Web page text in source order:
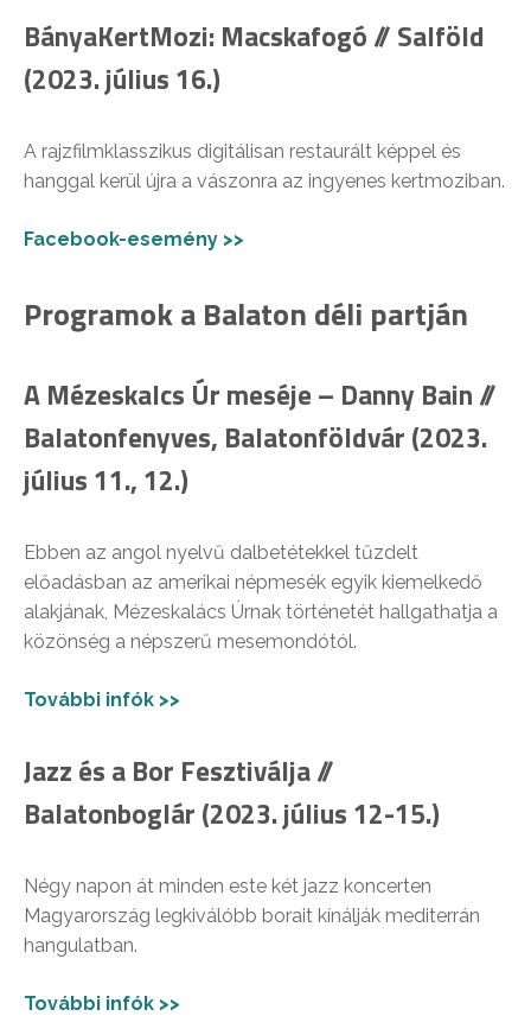
BányaKertMozi: Macskafogó // Salföld
(2023. július 16.)
A rajzfilmklasszikus digitálisan restaurált képpel és
hanggal kerül újra a vászonra az ingyenes kertmoziban.
Facebook-esemény >>
Programok a Balaton déli partján
A Mézeskalcs Úr meséje – Danny Bain //
Balatonfenyves, Balatonföldvár (2023.
július 11., 12.)
Ebben az angol nyelvű dalbetétekkel tűzdelt
előadásban az amerikai népmesék egyik kiemelkedő
alakjának, Mézeskalács Úrnak történetét hallgathatja a
közönség a népszerű mesemondótól.
További infók >>
Jazz és a Bor Fesztiválja //
Balatonboglár (2023. július 12-15.)
Négy napon át minden este két jazz koncerten
Magyarország legkiválóbb borait kínálják mediterrán
hangulatban.
További infók >>